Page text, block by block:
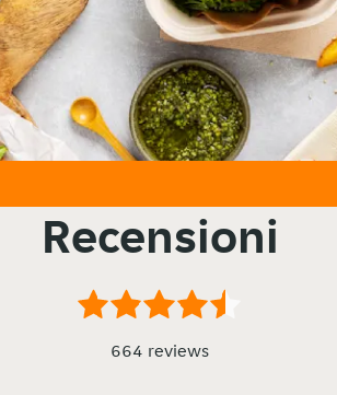
Recensioni
664 reviews